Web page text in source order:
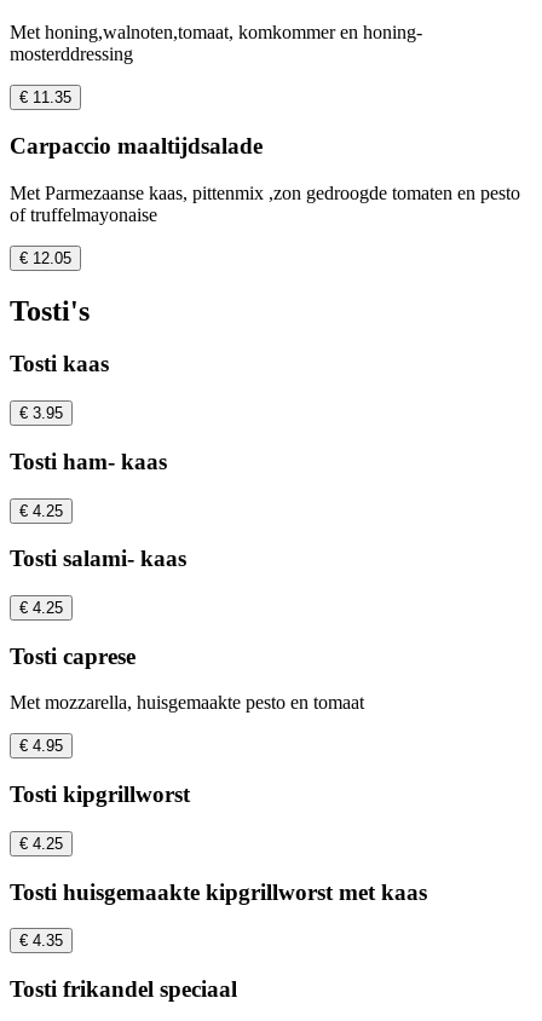
Met honing,walnoten,tomaat, komkommer en honing-
mosterddressing
€ 11.35
Carpaccio maaltijdsalade
Met Parmezaanse kaas, pittenmix ,zon gedroogde tomaten en pesto
of truffelmayonaise
€ 12.05
Tosti's
Tosti kaas
€ 3.95
Tosti ham- kaas
€ 4.25
Tosti salami- kaas
€ 4.25
Tosti caprese
Met mozzarella, huisgemaakte pesto en tomaat
€ 4.95
Tosti kipgrillworst
€ 4.25
Tosti huisgemaakte kipgrillworst met kaas
€ 4.35
Tosti frikandel speciaal